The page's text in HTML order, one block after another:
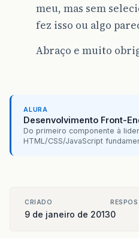
meu, mas sem
fez isso ou algo
Abraço e muito
ALURA
Desenvolvimento Front-
Do primeiro componente à
HTML/CSS/JavaScript
CRIADO
9 de janeiro de 20130